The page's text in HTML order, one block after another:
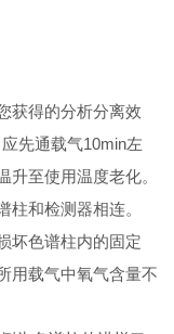
获得的分析分离效
先通载气10min左
至使用温度老化。
柱和检测器相连。
坏色谱柱内的固定
用载气中氧气含量不